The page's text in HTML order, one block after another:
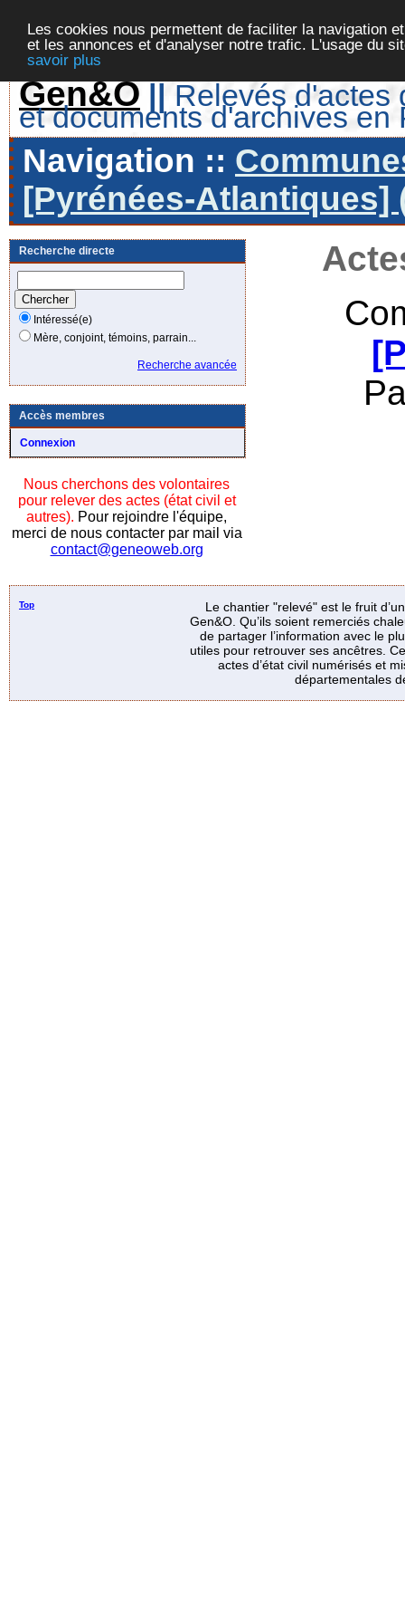
Les cookies nous permettent de faciliter la navigation
et les annonces et d'analyser notre trafic. L'usage du
savoir plus
Gen&O || Relevés d'actes
et documents d'archives en
Navigation ::
[Pyrénées-Atlantiques]
Recherche directe
Intéressé(e)
Mère, conjoint, témoins, parrain...
Recherche avancée
Accès membres
Connexion
Nous cherchons des volontaires
pour relever des actes (état civil et
autres). Pour rejoindre l'équipe,
merci de nous contacter par mail via
contact@geneoweb.org
Top
Le chantier "relevé" est le fruit
Gen&O. Qu’ils soient remerciés
de partager l’information avec le
utiles pour retrouver ses ancêtres.
actes d’état civil numérisés et
départementales